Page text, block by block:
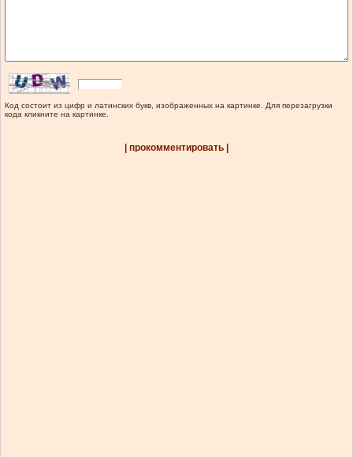
Код состоит из цифр и латинских букв, изображенных на картинке. Для перезагрузки
кода кликните на картинке.
| прокомментировать |